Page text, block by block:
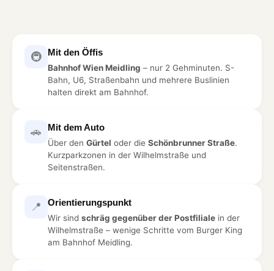
🚇 Mit den Öffis
Bahnhof Wien Meidling – nur 2 Gehminuten. S-
Bahn, U6, Straßenbahn und mehrere Buslinien
halten direkt am Bahnhof.
🚗 Mit dem Auto
Über den Gürtel oder die Schönbrunner Straße.
Kurzparkzonen in der Wilhelmstraße und
Seitenstraßen.
📍 Orientierungspunkt
Wir sind schräg gegenüber der Postfiliale in der
Wilhelmstraße – wenige Schritte vom Burger King
am Bahnhof Meidling.